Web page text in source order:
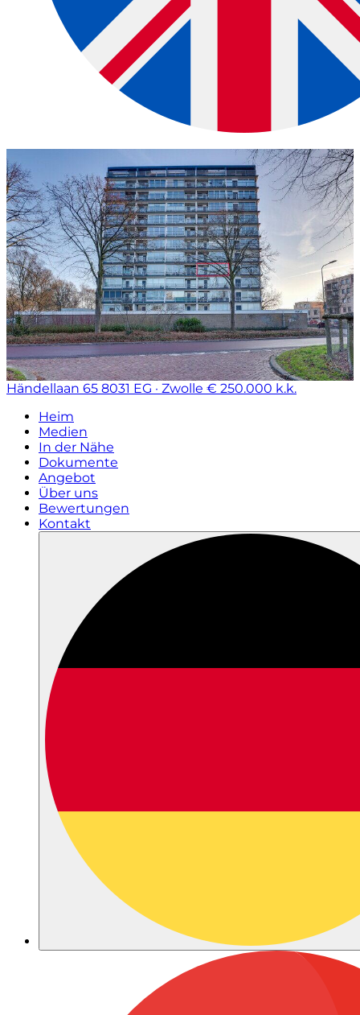
Händellaan 65 8031 EG · Zwolle € 250.000 k.k.
Heim
Medien
In der Nähe
Dokumente
Angebot
Über uns
Bewertungen
Kontakt